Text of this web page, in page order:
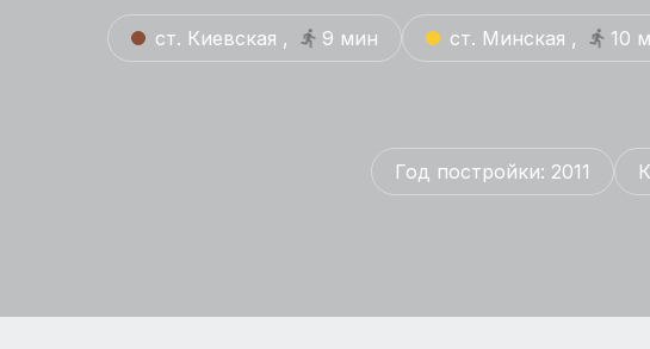
ст. Киевская , 9 мин ст. Минская , 10
Год постройки: 2011